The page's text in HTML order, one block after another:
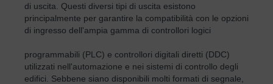
di uscita. Questi diversi tipi di uscita esistono
principalmente per garantire la compatibilità con le opzioni
di ingresso dell'ampia gamma di controllori logici
programmabili (PLC) e controllori digitali diretti (DDC)
utilizzati nell'automazione e nei sistemi di controllo degli
edifici. Sebbene siano disponibili molti formati di segnale,